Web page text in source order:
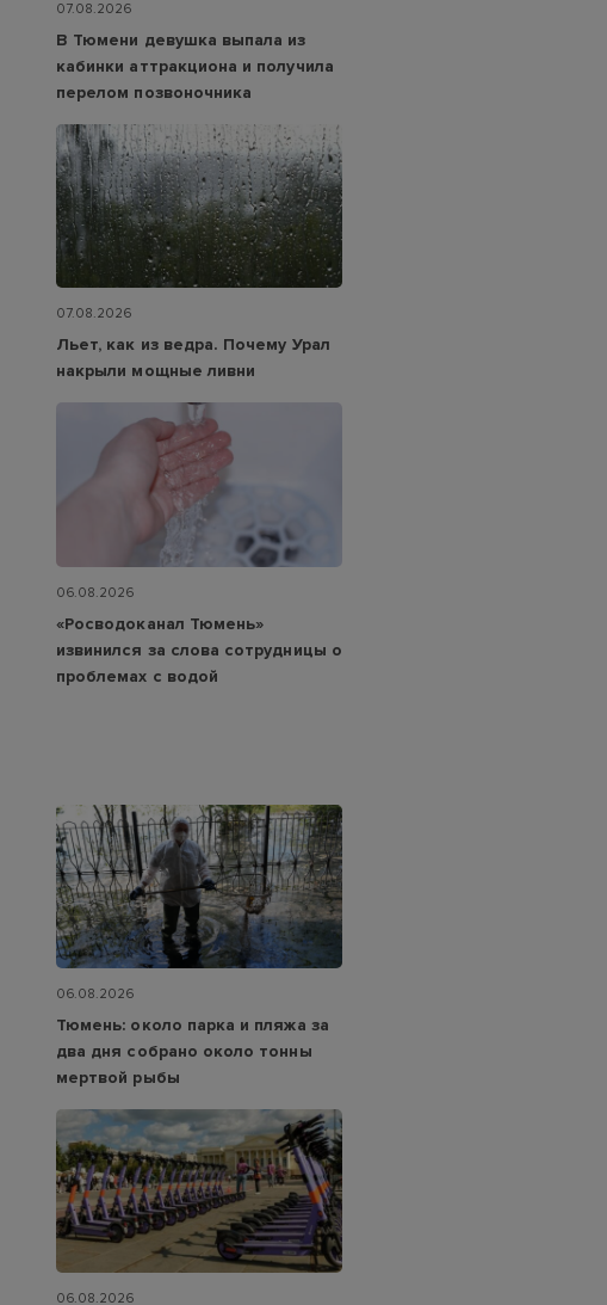
07.08.2026
В Тюмени девушка выпала из
кабинки аттракциона и получила
перелом позвоночника
07.08.2026
Льет, как из ведра. Почему Урал
накрыли мощные ливни
06.08.2026
«Росводоканал Тюмень»
извинился за слова сотрудницы о
проблемах с водой
06.08.2026
Тюмень: около парка и пляжа за
два дня собрано около тонны
мертвой рыбы
06.08.2026